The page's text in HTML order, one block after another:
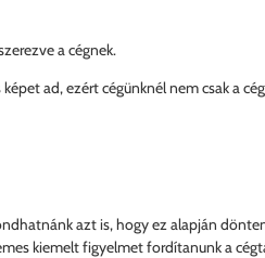
a cégnek.
ad, ezért cégünknél nem csak a
azt is, hogy ez alapján
kiemelt figyelmet fordítanunk a